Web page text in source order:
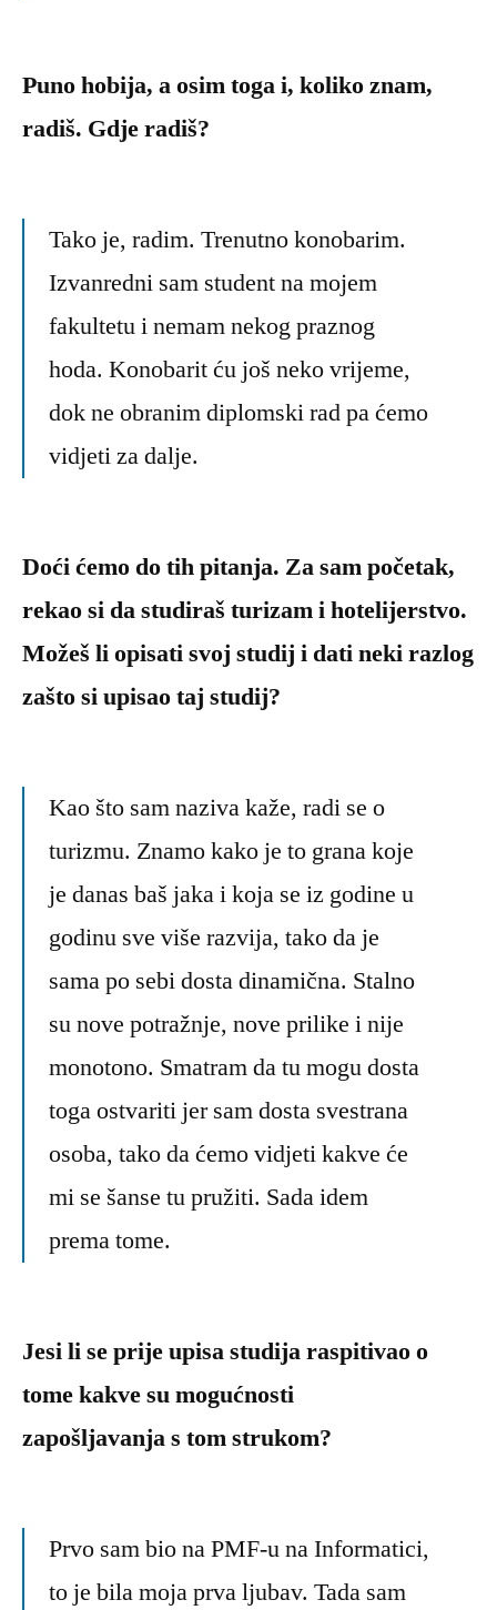
Puno hobija, a osim toga i, koliko znam,
radiš. Gdje radiš?
Tako je, radim. Trenutno konobarim.
Izvanredni sam student na mojem
fakultetu i nemam nekog praznog
hoda. Konobarit ću još neko vrijeme,
dok ne obranim diplomski rad pa ćemo
vidjeti za dalje.
Doći ćemo do tih pitanja. Za sam početak,
rekao si da studiraš turizam i hotelijerstvo.
Možeš li opisati svoj studij i dati neki razlog
zašto si upisao taj studij?
Kao što sam naziva kaže, radi se o
turizmu. Znamo kako je to grana koje
je danas baš jaka i koja se iz godine u
godinu sve više razvija, tako da je
sama po sebi dosta dinamična. Stalno
su nove potražnje, nove prilike i nije
monotono. Smatram da tu mogu dosta
toga ostvariti jer sam dosta svestrana
osoba, tako da ćemo vidjeti kakve će
mi se šanse tu pružiti. Sada idem
prema tome.
Jesi li se prije upisa studija raspitivao o
tome kakve su mogućnosti
zapošljavanja s tom strukom?
Prvo sam bio na PMF-u na Informatici,
to je bila moja prva ljubav. Tada sam